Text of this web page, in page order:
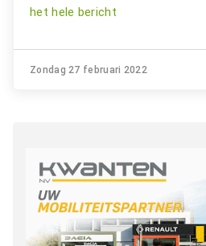
het hele bericht
Zondag 27 februari 2022